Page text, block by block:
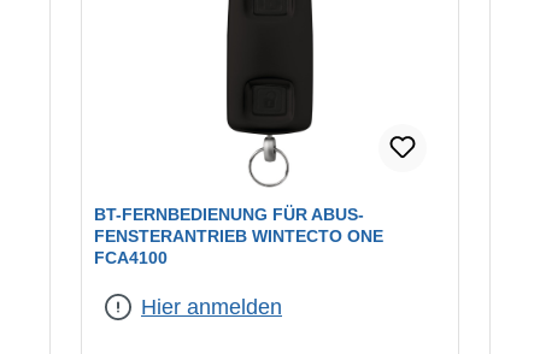
BT-FERNBEDIENUNG FÜR ABUS-
FENSTERANTRIEB WINTECTO ONE
FCA4100
Hier anmelden